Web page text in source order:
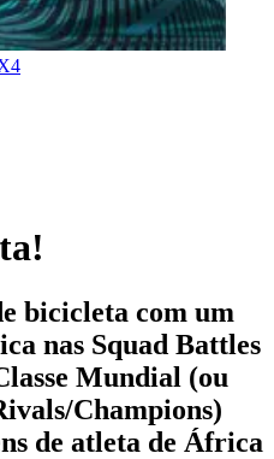
bicicleta com um
nas Squad Battles
Mundial (ou
Champions)
de atleta de África